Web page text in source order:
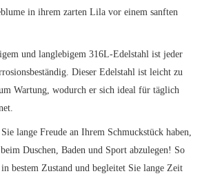
in ihrem zarten Lila vor einem sanften
und langlebigem 316L-Edelstahl ist jeder
Dieser Edelstahl ist leicht zu
Wartung, wodurch er sich ideal für täglich
lange Freude an Ihrem Schmuckstück haben,
Duschen, Baden und Sport abzulegen! So
bestem Zustand und begleitet Sie lange Zeit